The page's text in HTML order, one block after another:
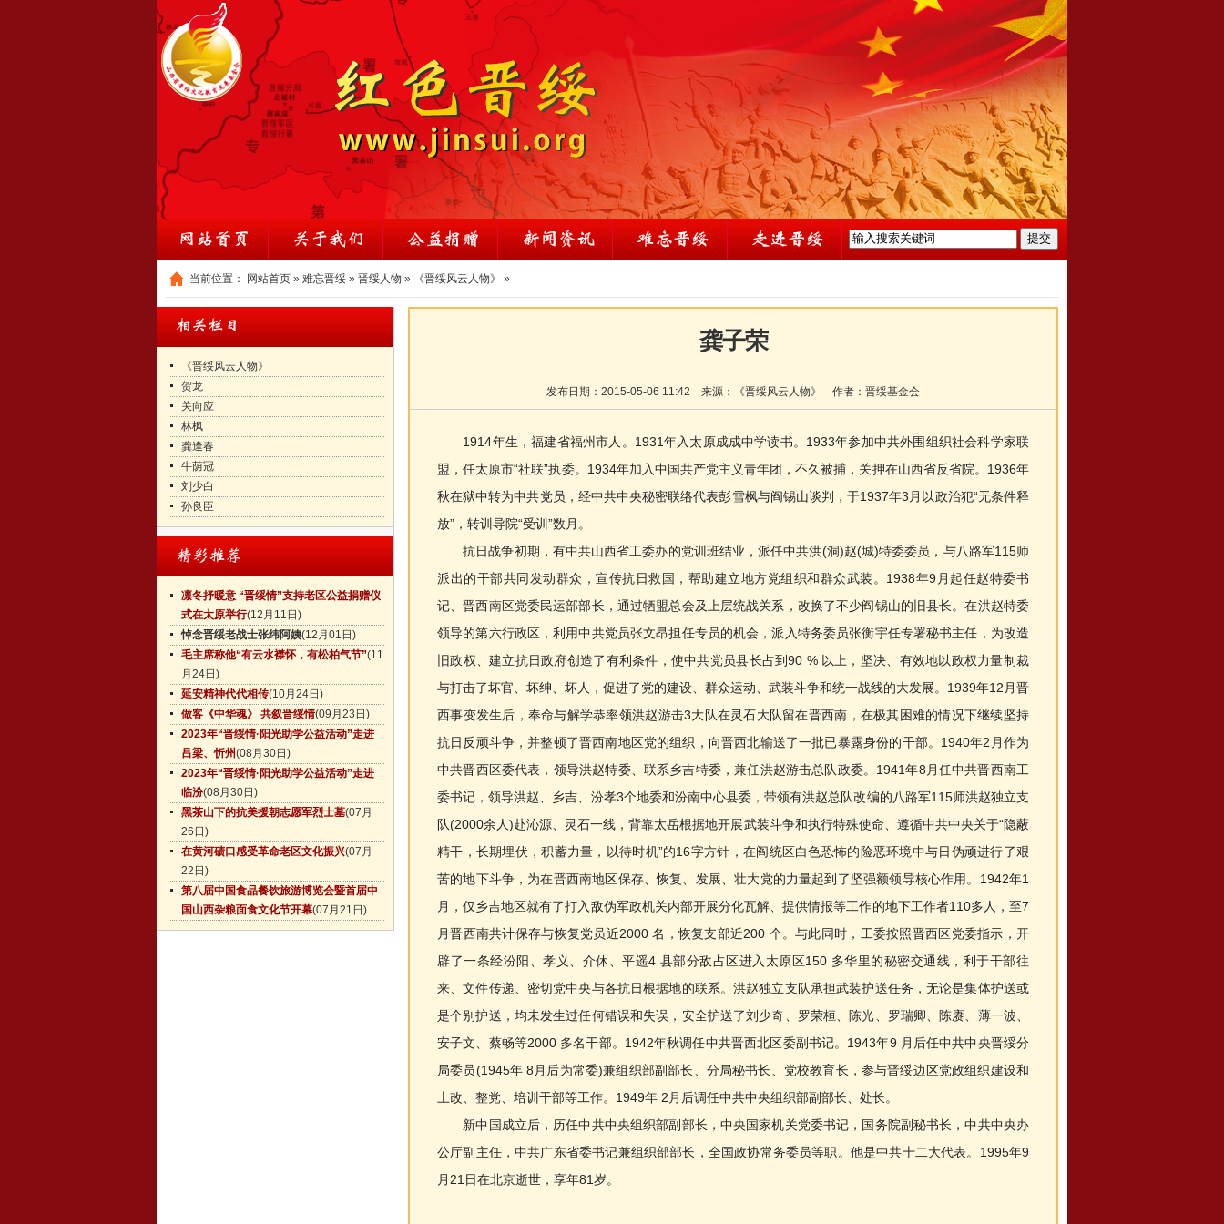
当前位置： 网站首页 » 难忘晋绥 » 晋绥人物 » 《晋绥风云人物》 »
《晋绥风云人物》
贺龙
关向应
林枫
龚逢春
牛荫冠
刘少白
孙良臣
凛冬抒暖意 “晋绥情”支持老区公益捐赠仪
式在太原举行(12月11日)
悼念晋绥老战士张纬阿姨(12月01日)
毛主席称他“有云水襟怀，有松柏气节”(11
月24日)
延安精神代代相传(10月24日)
做客《中华魂》 共叙晋绥情(09月23日)
2023年“晋绥情·阳光助学公益活动”走进
吕梁、忻州(08月30日)
2023年“晋绥情·阳光助学公益活动”走进
临汾(08月30日)
黑茶山下的抗美援朝志愿军烈士墓(07月
26日)
在黄河碛口感受革命老区文化振兴(07月
22日)
第八届中国食品餐饮旅游博览会暨首届中
国山西杂粮面食文化节开幕(07月21日)
龚子荣
发布日期： 2015-05-06 11:42 来源： 《晋绥风云人物》 作者： 晋绥基金会
1914年生，福建省福州市人。1931年入太原成成中学读书。1933年参加中共外围组织社会科学家联
盟，任太原市“社联”执委。1934年加入中国共产党主义青年团，不久被捕，关押在山西省反省院。1936年
秋在狱中转为中共党员，经中共中央秘密联络代表彭雪枫与阎锡山谈判，于1937年3月以政治犯“无条件释
放”，转训导院“受训”数月。
抗日战争初期，有中共山西省工委办的党训班结业，派任中共洪(洞)赵(城)特委委员，与八路军115师
派出的干部共同发动群众，宣传抗日救国，帮助建立地方党组织和群众武装。1938年9月起任赵特委书
记、晋西南区党委民运部部长，通过牺盟总会及上层统战关系，改换了不少阎锡山的旧县长。在洪赵特委
领导的第六行政区，利用中共党员张文昂担任专员的机会，派入特务委员张衡宇任专署秘书主任，为改造
旧政权、建立抗日政府创造了有利条件，使中共党员县长占到90 % 以上，坚决、有效地以政权力量制裁
与打击了坏官、坏绅、坏人，促进了党的建设、群众运动、武装斗争和统一战线的大发展。1939年12月晋
西事变发生后，奉命与解学恭率领洪赵游击3大队在灵石大队留在晋西南，在极其困难的情况下继续坚持
抗日反顽斗争，并整顿了晋西南地区党的组织，向晋西北输送了一批已暴露身份的干部。1940年2月作为
中共晋西区委代表，领导洪赵特委、联系乡吉特委，兼任洪赵游击总队政委。1941年8月任中共晋西南工
委书记，领导洪赵、乡吉、汾孝3个地委和汾南中心县委，带领有洪赵总队改编的八路军115师洪赵独立支
队(2000余人)赴沁源、灵石一线，背靠太岳根据地开展武装斗争和执行特殊使命、遵循中共中央关于“隐蔽
精干，长期埋伏，积蓄力量，以待时机”的16字方针，在阎统区白色恐怖的险恶环境中与日伪顽进行了艰
苦的地下斗争，为在晋西南地区保存、恢复、发展、壮大党的力量起到了坚强额领导核心作用。1942年1
月，仅乡吉地区就有了打入敌伪军政机关内部开展分化瓦解、提供情报等工作的地下工作者110多人，至7
月晋西南共计保存与恢复党员近2000 名，恢复支部近200 个。与此同时，工委按照晋西区党委指示，开
辟了一条经汾阳、孝义、介休、平遥4 县部分敌占区进入太原区150 多华里的秘密交通线，利于干部往
来、文件传递、密切党中央与各抗日根据地的联系。洪赵独立支队承担武装护送任务，无论是集体护送或
是个别护送，均未发生过任何错误和失误，安全护送了刘少奇、罗荣桓、陈光、罗瑞卿、陈赓、薄一波、
安子文、蔡畅等2000 多名干部。1942年秋调任中共晋西北区委副书记。1943年9 月后任中共中央晋绥分
局委员(1945年 8月后为常委)兼组织部副部长、分局秘书长、党校教育长，参与晋绥边区党政组织建设和
土改、整党、培训干部等工作。1949年 2月后调任中共中央组织部副部长、处长。
新中国成立后，历任中共中央组织部副部长，中央国家机关党委书记，国务院副秘书长，中共中央办
公厅副主任，中共广东省委书记兼组织部部长，全国政协常务委员等职。他是中共十二大代表。1995年9
月21日在北京逝世，享年81岁。